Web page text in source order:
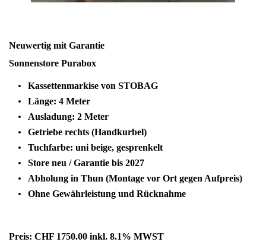
Neuwertig mit Garantie
Sonnenstore Purabox
Kassettenmarkise von STOBAG
Länge: 4 Meter
Ausladung: 2 Meter
Getriebe rechts (Handkurbel)
Tuchfarbe: uni beige, gesprenkelt
Store neu / Garantie bis 2027
Abholung in Thun (Montage vor Ort gegen Aufpreis)
Ohne Gewährleistung und Rücknahme
Preis: CHF 1750.00 inkl. 8.1% MWST